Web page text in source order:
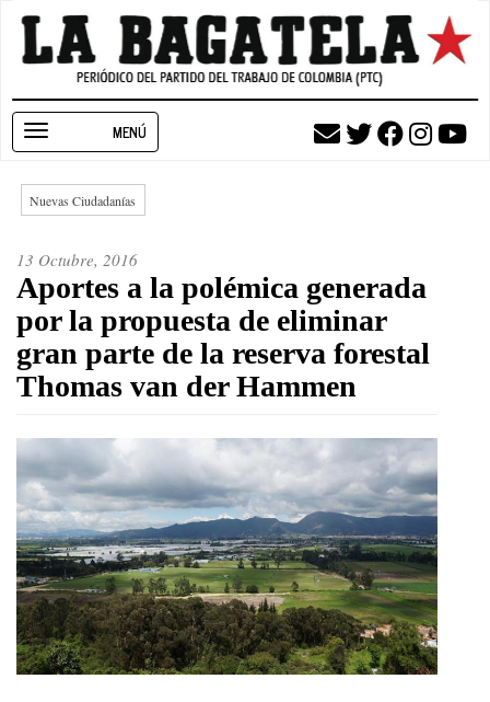
Pasar
contenido
navigation
Nuevas Ciudadanías
13 Octubre, 2016
Aportes a la polémica generada
por la propuesta de eliminar
gran parte de la reserva forestal
Thomas van der Hammen